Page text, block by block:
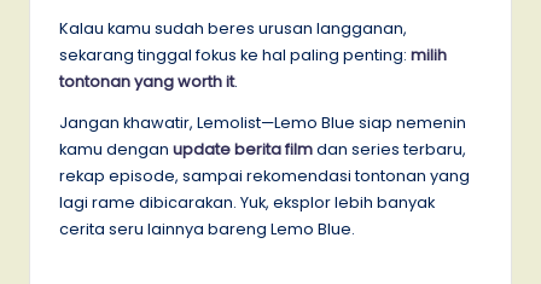
Kalau kamu sudah beres urusan langganan,
sekarang tinggal fokus ke hal paling penting: milih
tontonan yang worth it.
Jangan khawatir, Lemolist—Lemo Blue siap nemenin
kamu dengan update berita filmdan series terbaru,
rekap episode, sampai rekomendasi tontonan yang
lagi rame dibicarakan. Yuk, eksplor lebih banyak
cerita seru lainnya bareng Lemo Blue.